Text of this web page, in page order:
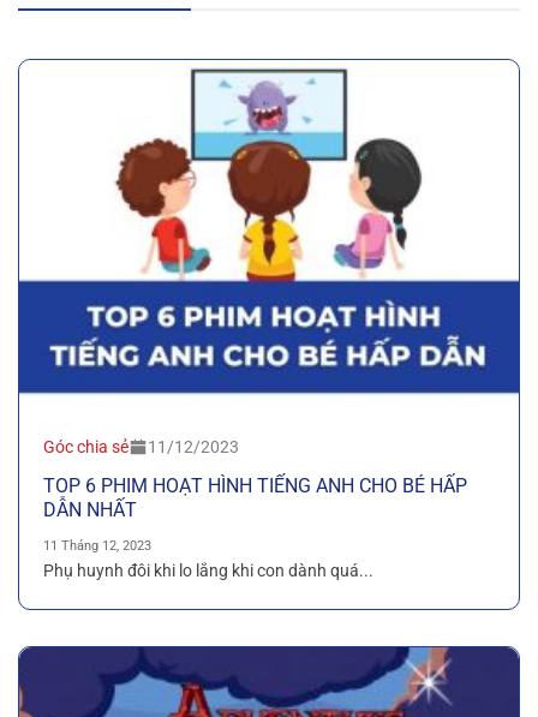
Góc chia sẻ 11/12/2023
TOP 6 PHIM HOẠT HÌNH TIẾNG ANH CHO BÉ HẤP
DẪN NHẤT
11 Tháng 12, 2023
Phụ huynh đôi khi lo lắng khi con dành quá...